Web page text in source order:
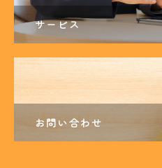
サービス
お問い合わせ